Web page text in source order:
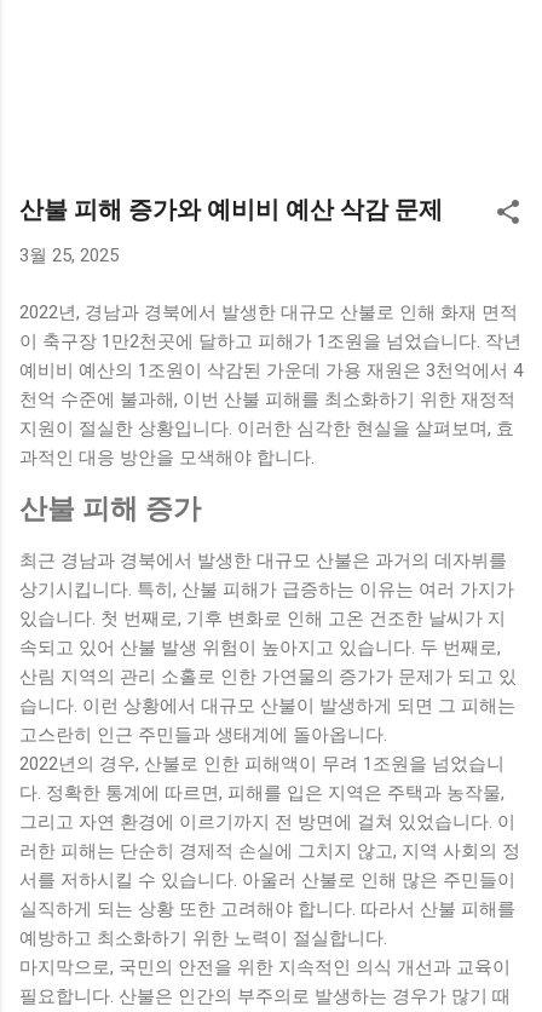
산불 피해 증가와 예비비 예산 삭감 문제
3월 25, 2025
2022년, 경남과 경북에서 발생한 대규모 산불로 인해 화재 면적
이 축구장 1만2천곳에 달하고 피해가 1조원을 넘었습니다. 작년
예비비 예산의 1조원이 삭감된 가운데 가용 재원은 3천억에서 4
천억 수준에 불과해, 이번 산불 피해를 최소화하기 위한 재정적
지원이 절실한 상황입니다. 이러한 심각한 현실을 살펴보며, 효
과적인 대응 방안을 모색해야 합니다.
산불 피해 증가
최근 경남과 경북에서 발생한 대규모 산불은 과거의 데자뷔를
상기시킵니다. 특히, 산불 피해가 급증하는 이유는 여러 가지가
있습니다. 첫 번째로, 기후 변화로 인해 고온 건조한 날씨가 지
속되고 있어 산불 발생 위험이 높아지고 있습니다. 두 번째로,
산림 지역의 관리 소홀로 인한 가연물의 증가가 문제가 되고 있
습니다. 이런 상황에서 대규모 산불이 발생하게 되면 그 피해는
고스란히 인근 주민들과 생태계에 돌아옵니다.
2022년의 경우, 산불로 인한 피해액이 무려 1조원을 넘었습니
다. 정확한 통계에 따르면, 피해를 입은 지역은 주택과 농작물,
그리고 자연 환경에 이르기까지 전 방면에 걸쳐 있었습니다. 이
러한 피해는 단순히 경제적 손실에 그치지 않고, 지역 사회의 정
서를 저하시킬 수 있습니다. 아울러 산불로 인해 많은 주민들이
실직하게 되는 상황 또한 고려해야 합니다. 따라서 산불 피해를
예방하고 최소화하기 위한 노력이 절실합니다.
마지막으로, 국민의 안전을 위한 지속적인 의식 개선과 교육이
필요합니다. 산불은 인간의 부주의로 발생하는 경우가 많기 때